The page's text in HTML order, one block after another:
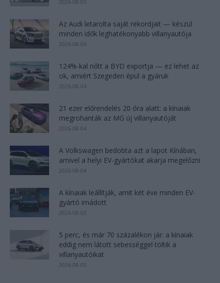
2026-08-05
Az Audi letarolta saját rekordjait — készül
minden idők leghatékonyabb villanyautója
2026-08-04
124%-kal nőtt a BYD exportja — ez lehet az
ok, amiért Szegeden épül a gyáruk
2026-08-04
21 ezer előrendelés 20 óra alatt: a kínaiak
megrohanták az MG új villanyautóját
2026-08-04
A Volkswagen bedobta azt a lapot Kínában,
amivel a helyi EV-gyártókat akarja megelőzni
2026-08-04
A kínaiak leállítják, amit két éve minden EV-
gyártó imádott
2026-08-03
5 perc, és már 70 százalékon jár: a kínaiak
eddig nem látott sebességgel töltik a
villanyautóikat
2026-08-03